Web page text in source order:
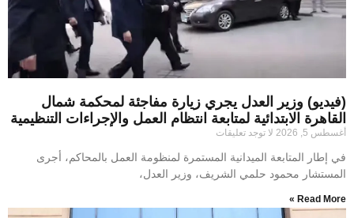
(فيديو) وزير العدل يجري زيارة مفاجئة لمحكمة شمال
القاهرة الابتدائية لمتابعة انتظام العمل والإجراءات التنظيمية
أغسطس 5, 2026 لا توجد تعليقات
في إطار المتابعة الميدانية المستمرة لمنظومة العمل بالمحاكم، أجرى
المستشار محمود حلمي الشريف، وزير العدل،
Read More »